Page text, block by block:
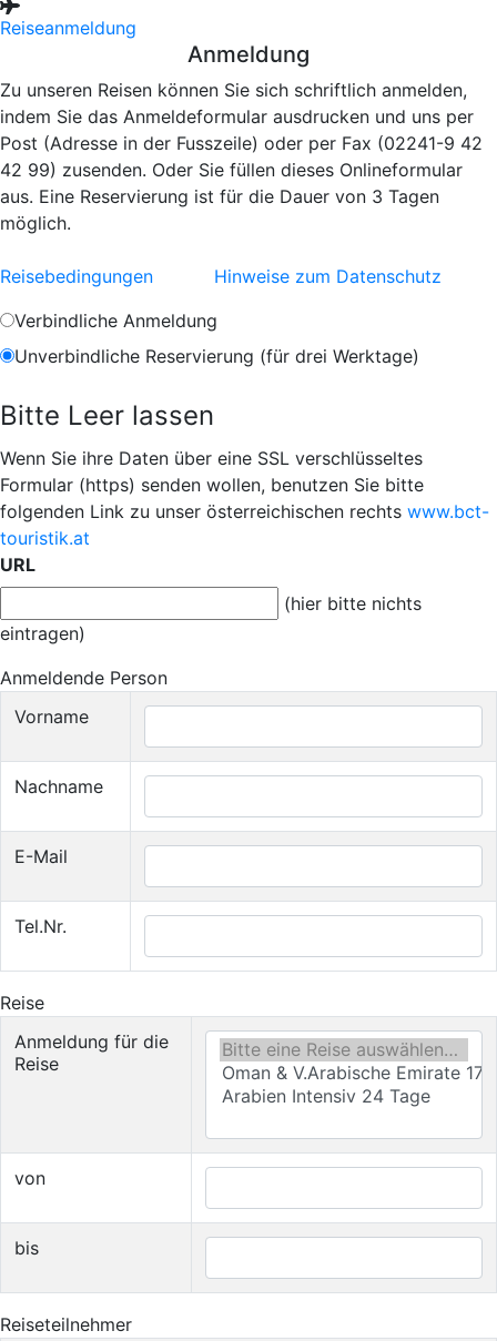
Reiseanmeldung
Anmeldung
Zu unseren Reisen können Sie sich schriftlich anmelden,
indem Sie das Anmeldeformular ausdrucken und uns per
Post (Adresse in der Fusszeile) oder per Fax (02241-9 42
42 99) zusenden. Oder Sie füllen dieses Onlineformular
aus. Eine Reservierung ist für die Dauer von 3 Tagen
möglich.
Reisebedingungen
Hinweise zum Datenschutz
Verbindliche Anmeldung
Unverbindliche Reservierung (für drei Werktage)
Wenn Sie ihre Daten über eine SSL verschlüsseltes
Formular (https) senden wollen, benutzen Sie bitte
folgenden Link zu unser österreichischen rechts www.bct-
touristik.at
Bitte Leer lassen
URL
(hier bitte nichts
eintragen)
Anmeldende Person
Vorname
Nachname
E-Mail
Tel.Nr.
Reise
Anmeldung für die
Reise
von
bis
Reiseteilnehmer